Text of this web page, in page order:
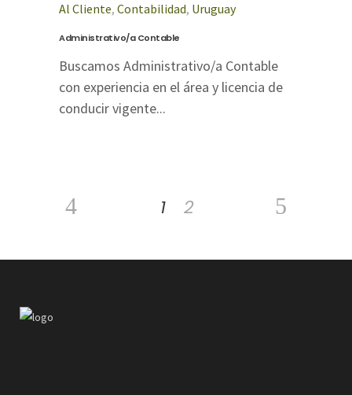
Al Cliente, Contabilidad, Uruguay
Administrativo/a Contable
Buscamos Administrativo/a Contable
con experiencia en el área y licencia de
conducir vigente...
1 2